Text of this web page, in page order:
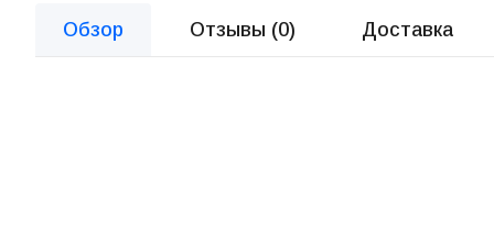
Обзор Отзывы (0) Доставка